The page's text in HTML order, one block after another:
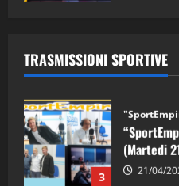
TRASMISSIONI SPORTIVE
2 28/04/
3
(Martedi